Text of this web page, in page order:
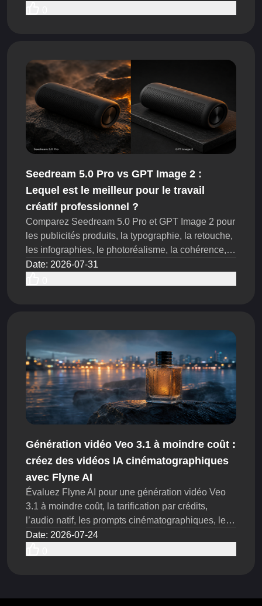
et d’idées de scénario dans le cadre du même
budget de production.
Seedream 5.0 Pro vs GPT Image 2 :
Lequel est le meilleur pour le travail
créatif professionnel ?
Comparez Seedream 5.0 Pro et GPT Image 2 pour
les publicités produits, la typographie, la retouche,
les infographies, le photoréalisme, la cohérence,
les tests dans le navigateur et les workflows API
Date: 2026-07-31
Génération vidéo Veo 3.1 à moindre coût :
créez des vidéos IA cinématographiques
avec Flyne AI
Évaluez Flyne AI pour une génération vidéo Veo
3.1 à moindre coût, la tarification par crédits,
l’audio natif, les prompts cinématographiques, les
publicités produit, les tests de modèles et les
Date: 2026-07-24